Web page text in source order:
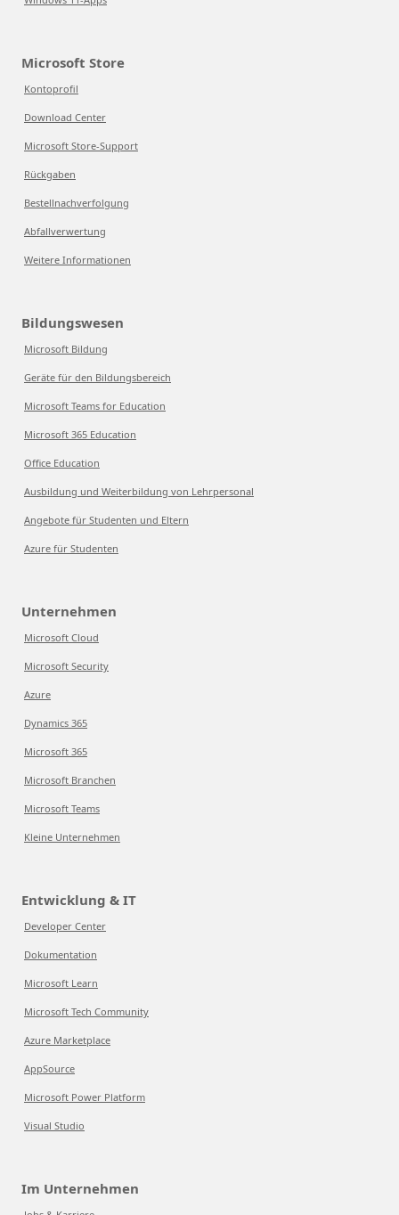
Microsoft Store
Kontoprofil
Download Center
Microsoft Store-Support
Rückgaben
Bestellnachverfolgung
Abfallverwertung
Weitere Informationen
Bildungswesen
Microsoft Bildung
Geräte für den Bildungsbereich
Microsoft Teams for Education
Microsoft 365 Education
Office Education
Ausbildung und Weiterbildung von Lehrpersonal
Angebote für Studenten und Eltern
Azure für Studenten
Unternehmen
Microsoft Cloud
Microsoft Security
Azure
Dynamics 365
Microsoft 365
Microsoft Branchen
Microsoft Teams
Kleine Unternehmen
Entwicklung & IT
Developer Center
Dokumentation
Microsoft Learn
Microsoft Tech Community
Azure Marketplace
AppSource
Microsoft Power Platform
Visual Studio
Im Unternehmen